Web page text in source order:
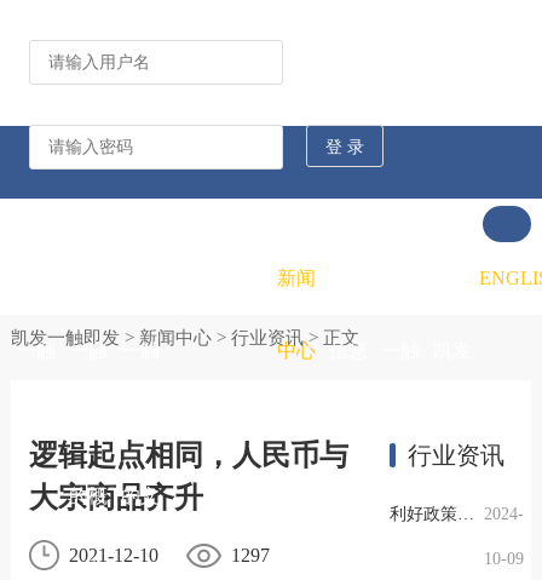
一触 一触
的概
况
一触
的文
化
新闻
中心 信息
凯发一触即发> 新闻中心> 行业资讯> 正文
逻辑起点相同，人民币与
大宗商品齐升
2021-12-10 1297
行业资讯
利好政策提振钢市信心，四季度行业需求或小幅上升 2024-
10-09